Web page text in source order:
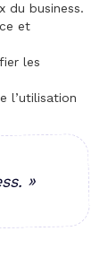
du business.
et
les
l’utilisation
»